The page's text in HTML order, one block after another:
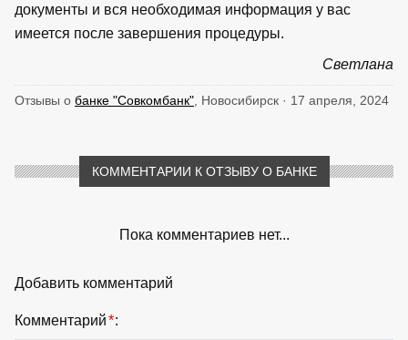
документы и вся необходимая информация у вас
имеется после завершения процедуры.
Светлана
Отзывы о банке "Совкомбанк" , Новосибирск · 17 апреля, 2024
КОММЕНТАРИИ К ОТЗЫВУ О БАНКЕ
Пока комментариев нет...
Добавить комментарий
Комментарий*: